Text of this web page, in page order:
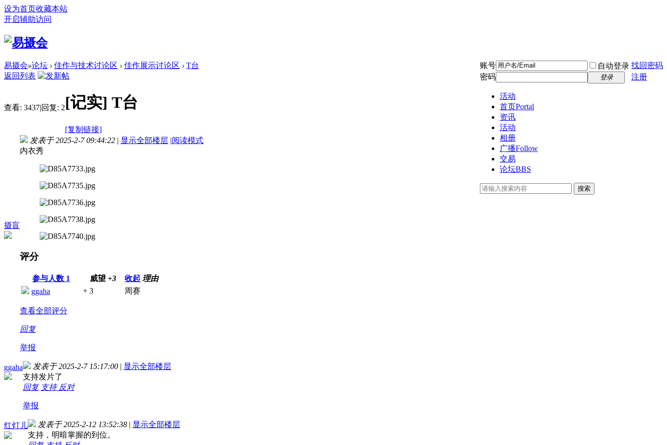
设为首页收藏本站
开启辅助访问
账号 自动登录 找回密码
密码
登录 注册
活动
首页Portal
资讯
活动
相册
广播Follow
交易
论坛BBS
搜索
易摄会»论坛 › 佳作与技术讨论区 › 佳作展示讨论区 › T台
返回列表
查看: 3437|回复: 2[记实] T台
[复制链接]
摄盲
发表于 2025-2-7 09:44:22 | 显示全部楼层 |阅读模式
内衣秀
评分
参与人数 1 威望 +3 收起 理由
ggaha
+ 3 周赛
查看全部评分
回复
举报
ggaha 发表于 2025-2-7 15:17:00 | 显示全部楼层
支持发片了
回复 支持 反对
举报
红灯儿 发表于 2025-2-12 13:52:38 | 显示全部楼层
支持，明暗掌握的到位。